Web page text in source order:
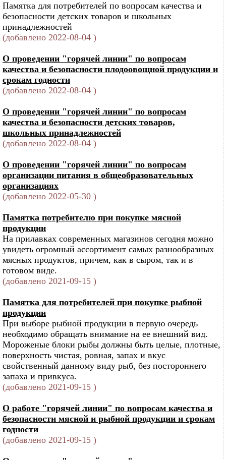
Памятка для потребителей по вопросам качества и
безопасности детских товаров и школьных
принадлежностей
(добавлено 2022-08-04 )
О проведении "горячей линии" по вопросам
качества и безопасности плодоовощной продукции и
срокам годности
(добавлено 2022-08-04 )
О проведении "горячей линии" по вопросам
качества и безопасности детских товаров,
школьных принадлежностей
(добавлено 2022-08-04 )
О проведении "горячей линии" по вопросам
организации питания в общеобразовательных
организациях
(добавлено 2022-05-30 )
Памятка потребителю при покупке мясной
продукции
На прилавках современных магазинов сегодня можно
увидеть огромный ассортимент самых разнообразных
мясных продуктов, причем, как в сыром, так и в
готовом виде.
(добавлено 2021-09-15 )
Памятка для потребителей при покупке рыбной
продукции
При выборе рыбной продукции в первую очередь
необходимо обращать внимание на ее внешний вид.
Мороженые блоки рыбы должны быть целые, плотные,
поверхность чистая, ровная, запах и вкус
свойственный данному виду рыб, без постороннего
запаха и привкуса.
(добавлено 2021-09-15 )
О работе "горячей линии" по вопросам качества и
безопасности мясной и рыбной продукции и срокам
годности
(добавлено 2021-09-15 )